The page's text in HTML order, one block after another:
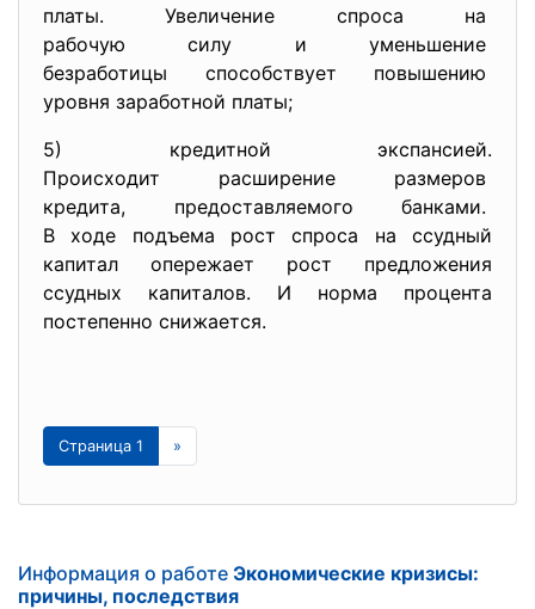
платы. Увеличение спроса на
рабочую силу и уменьшение
безработицы способствует повышению
уровня заработной платы;
5) кредитной экспансией.
Происходит расширение размеров
кредита, предоставляемого банками.
В ходе подъема рост спроса на ссудный
капитал опережает рост предложения
ссудных капиталов. И норма процента
постепенно снижается.
Страница 1 »
Информация о работе Экономические кризисы:
причины, последствия